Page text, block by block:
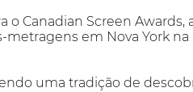
Canadian Screen
em Nova York
uma tradição de